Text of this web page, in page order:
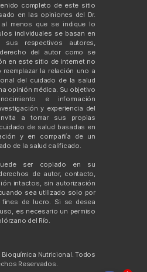
completo de este sitio
en las opiniones del Dr.
menos que se indique lo
individuales se basan en
respectivos autores,
del autor como se
en este sitio de internet no
la relación uno a
del cuidado de la salud
opinión médica. Su objetivo
e información
y experiencia del
a tomar sus propias
de salud basadas en
y en compañía de un
de la salud calificado.
ser copiado en su
de autor, contacto,
intactos, sin autorización
sea utilizado solo por
fines de lucro. Si se desea
es necesario un permiso
del Río.
Nutricional. Todos
Reservados.